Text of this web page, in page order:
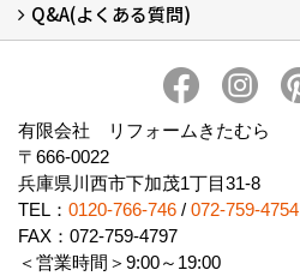
スタッフ紹介
Q&A(よくある質問)
有限会社 リフォームきたむら
〒666-0022
兵庫県川西市下加茂1丁目31-8
TEL： 0120-766-746 / 072-759-4754
FAX：072-759-4797
＜営業時間＞9:00～19:00